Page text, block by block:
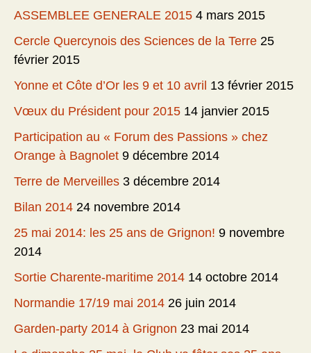
ASSEMBLEE GENERALE 2015 4 mars 2015
Cercle Quercynois des Sciences de la Terre 25
février 2015
Yonne et Côte d’Or les 9 et 10 avril 13 février 2015
Vœux du Président pour 2015 14 janvier 2015
Participation au « Forum des Passions » chez
Orange à Bagnolet 9 décembre 2014
Terre de Merveilles 3 décembre 2014
Bilan 2014 24 novembre 2014
25 mai 2014: les 25 ans de Grignon! 9 novembre
2014
Sortie Charente-maritime 2014 14 octobre 2014
Normandie 17/19 mai 2014 26 juin 2014
Garden-party 2014 à Grignon 23 mai 2014